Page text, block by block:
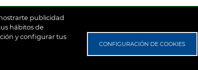
publicidad
hábitos de
y configurar tus
CONFIGURACIÓN DE COOKIES
de Villaseca de la Sagra Aviso Legal Política de